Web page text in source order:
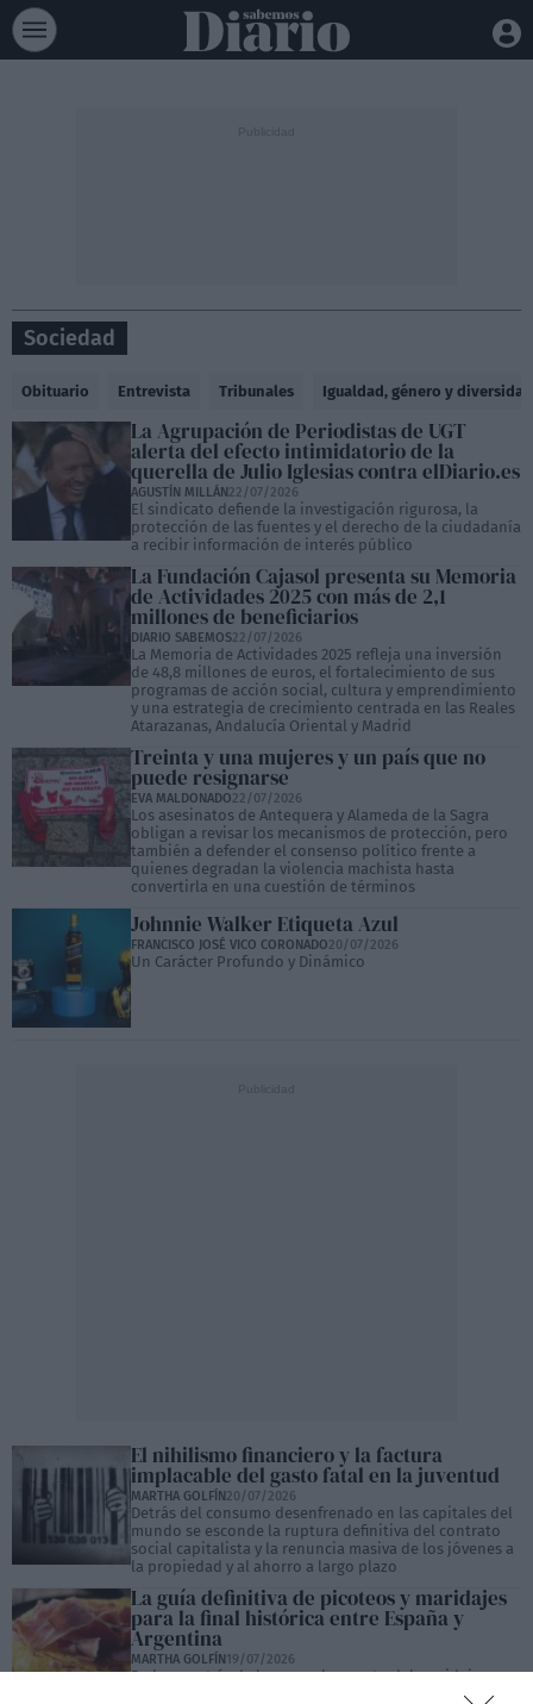
Sociedad
Obituario Entrevista Tribunales Igualdad, género y diversidad
La Agrupación de Periodistas de UGT
alerta del efecto intimidatorio de la
querella de Julio Iglesias contra elDiario.es
AGUSTÍN MILLÁN22/07/2026
El sindicato defiende la investigación rigurosa, la
protección de las fuentes y el derecho de la ciudadanía
a recibir información de interés público
La Fundación Cajasol presenta su Memoria
de Actividades 2025 con más de 2,1
millones de beneficiarios
DIARIO SABEMOS22/07/2026
La Memoria de Actividades 2025 refleja una inversión
de 48,8 millones de euros, el fortalecimiento de sus
programas de acción social, cultura y emprendimiento
y una estrategia de crecimiento centrada en las Reales
Atarazanas, Andalucía Oriental y Madrid
Treinta y una mujeres y un país que no
puede resignarse
EVA MALDONADO22/07/2026
Los asesinatos de Antequera y Alameda de la Sagra
obligan a revisar los mecanismos de protección, pero
también a defender el consenso político frente a
quienes degradan la violencia machista hasta
convertirla en una cuestión de términos
Johnnie Walker Etiqueta Azul
FRANCISCO JOSÉ VICO CORONADO20/07/2026
Un Carácter Profundo y Dinámico
El nihilismo financiero y la factura
implacable del gasto fatal en la juventud
MARTHA GOLFÍN20/07/2026
Detrás del consumo desenfrenado en las capitales del
mundo se esconde la ruptura definitiva del contrato
social capitalista y la renuncia masiva de los jóvenes a
la propiedad y al ahorro a largo plazo
La guía definitiva de picoteos y maridajes
para la final histórica entre España y
Argentina
MARTHA GOLFÍN19/07/2026
De la maestría de la masa al encanto del maridaje